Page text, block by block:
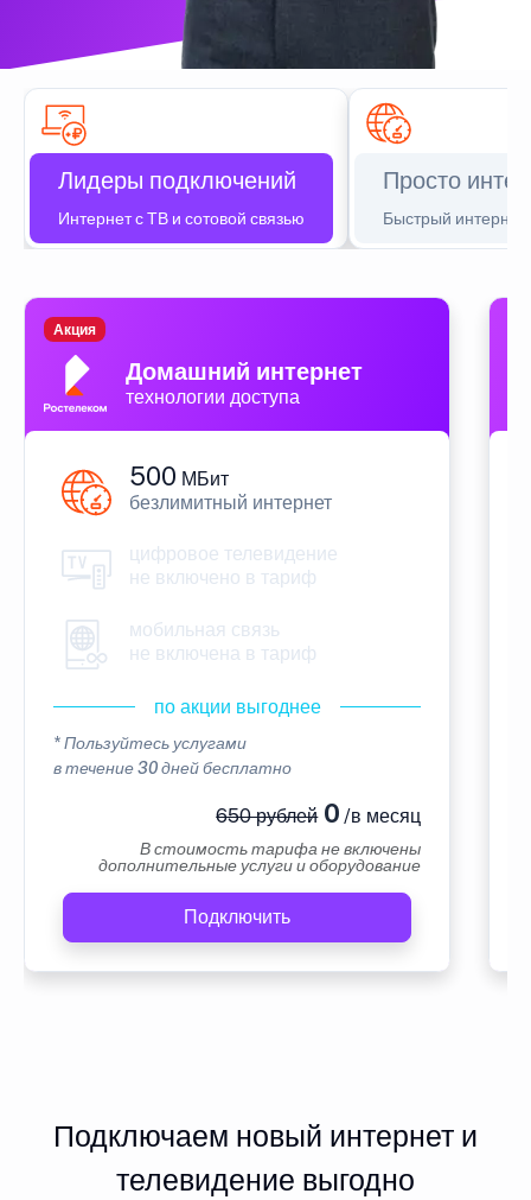
Лидеры подключений
Интернет с ТВ и сотовой связью
Просто
Быстрый интернет
Домашний интернет
технологии доступа
Акция
500 МБит
безлимитный интернет
цифровое телевидение
не включено в тариф
мобильная связь
не включена в тариф
по акции выгоднее
* Пользуйтесь услугами
в течение 30 дней бесплатно
650 рублей0 /в месяц
В стоимость тарифа не включены
дополнительные услуги и оборудование
Подключить
Подключаем новый интернет и
телевидение выгодно